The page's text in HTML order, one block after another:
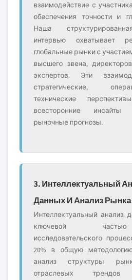
взаимодействие с
обеспечения точности и
Наша
интервью охватывает
глобальные рынки с
высшего звена,
экспертов. Эти
стратегические,
технические
всесторонние
рыночные прогнозы.
3. Интеллектуальный
Данных И Анализ Рынка
Интеллектуальный анализ
ключевой
исследовательского
20% в общую
анализ структуры
отраслевых